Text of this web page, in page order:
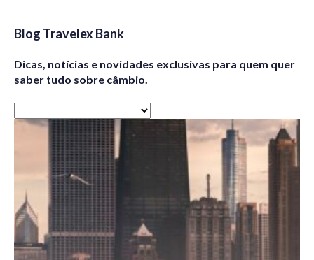
Blog Travelex Bank
Dicas, notícias e novidades exclusivas para quem quer
saber tudo sobre câmbio.